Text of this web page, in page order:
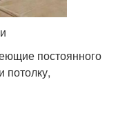
постоянного
потолку,